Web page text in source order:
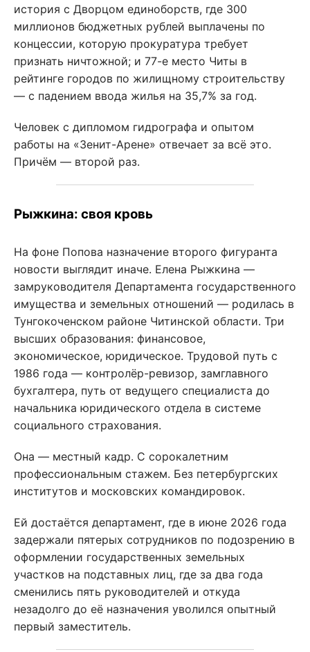
история с Дворцом единоборств, где 300
миллионов бюджетных рублей выплачены по
концессии, которую прокуратура требует
признать ничтожной; и 77-е место Читы в
рейтинге городов по жилищному строительству
— с падением ввода жилья на 35,7% за год.
Человек с дипломом гидрографа и опытом
работы на «Зенит-Арене» отвечает за всё это.
Причём — второй раз.
Рыжкина: своя кровь
На фоне Попова назначение второго фигуранта
новости выглядит иначе. Елена Рыжкина —
замруководителя Департамента государственного
имущества и земельных отношений — родилась в
Тунгокоченском районе Читинской области. Три
высших образования: финансовое,
экономическое, юридическое. Трудовой путь с
1986 года — контролёр-ревизор, замглавного
бухгалтера, путь от ведущего специалиста до
начальника юридического отдела в системе
социального страхования.
Она — местный кадр. С сорокалетним
профессиональным стажем. Без петербургских
институтов и московских командировок.
Ей достаётся департамент, где в июне 2026 года
задержали пятерых сотрудников по подозрению в
оформлении государственных земельных
участков на подставных лиц, где за два года
сменились пять руководителей и откуда
незадолго до её назначения уволился опытный
первый заместитель.